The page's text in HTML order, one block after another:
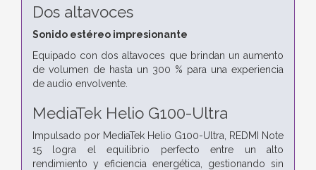
Dos altavoces
Sonido estéreo impresionante
Equipado con dos altavoces que brindan un aumento
de volumen de hasta un 300 % para una experiencia
de audio envolvente.
MediaTek Helio G100-Ultra
Impulsado por MediaTek Helio G100-Ultra, REDMI Note
15 logra el equilibrio perfecto entre un alto
rendimiento y eficiencia energética, gestionando sin